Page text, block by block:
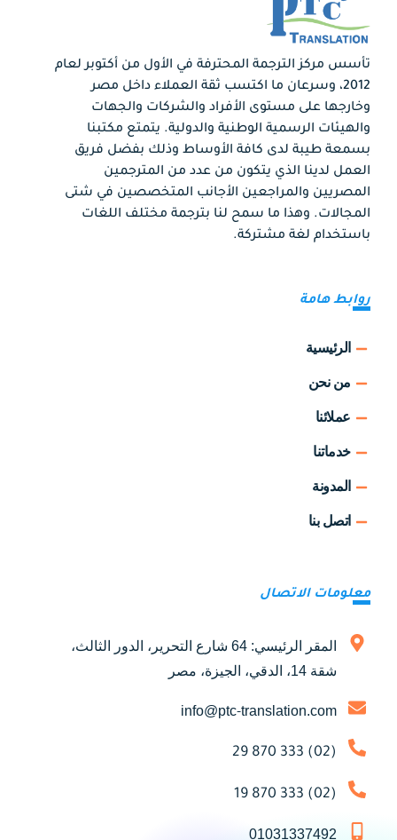
تأسس مركز الترجمة المحترفة في الأول من أكتوبر لعام
2012، وسرعان ما اكتسب ثقة العملاء داخل مصر
وخارجها على مستوى الأفراد والشركات والجهات
والهيئات الرسمية الوطنية والدولية. يتمتع مكتبنا
بسمعة طيبة لدى كافة الأوساط وذلك بفضل فريق
العمل لدينا الذي يتكون من عدد من المترجمين
المصريين والمراجعين الأجانب المتخصصين في شتى
المجالات. وهذا ما سمح لنا بترجمة مختلف اللغات
باستخدام لغة مشتركة.
روابط هامة
الرئيسية
من نحن
عملائنا
خدماتنا
المدونة
اتصل بنا
معلومات الاتصال
المقر الرئيسي: 64 شارع التحرير، الدور الثالث،
شقة 14، الدقي، الجيزة، مصر
info@ptc-translation.com
(02) 333 870 29
(02) 333 870 19
01031337492